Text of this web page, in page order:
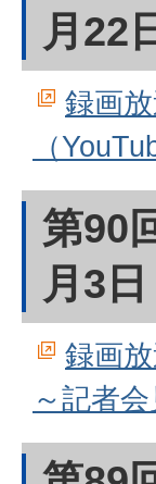
月22
録画
（
第90
月3
録画
～記者会